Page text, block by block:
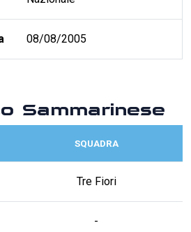
08/08/2005
Sammarinese
SQUADRA
Tre Fiori
-